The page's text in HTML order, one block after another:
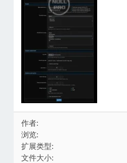
作者
浏览
扩展类型
文件大小